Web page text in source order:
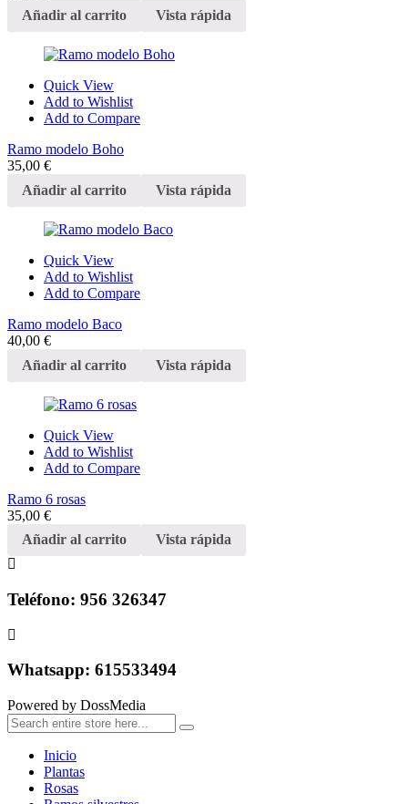
Añadir al carrito
Vista rápida
Quick View
Add to Wishlist
Add to Compare
Ramo modelo Boho
35,00 €
Añadir al carrito
Vista rápida
Quick View
Add to Wishlist
Add to Compare
Ramo modelo Baco
40,00 €
Añadir al carrito
Vista rápida
Quick View
Add to Wishlist
Add to Compare
Ramo 6 rosas
35,00 €
Añadir al carrito
Vista rápida
Teléfono: 956 326347
Whatsapp: 615533494
Powered by DossMedia
Inicio
Plantas
Rosas